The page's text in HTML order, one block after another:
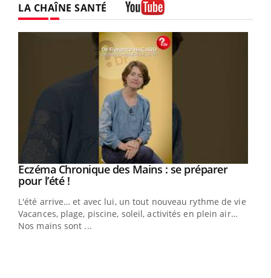
LA CHAÎNE SANTÉ
Youtube
Eczéma Chronique des Mains : se préparer
pour l’été !Youtube
L'été arrive… et avec lui, un tout nouveau rythme de vie !
Vacances, plage, piscine, soleil, activités en plein air…
Nos mains sont ...